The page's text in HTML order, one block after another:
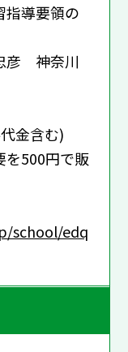
要領の
奈川
金含む)
500円で販
school/edq